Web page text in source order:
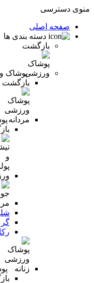
منوی دسترسی
صفحه اصلی
دسته بندی ها
بازگشت
پوشاک
بازگشت